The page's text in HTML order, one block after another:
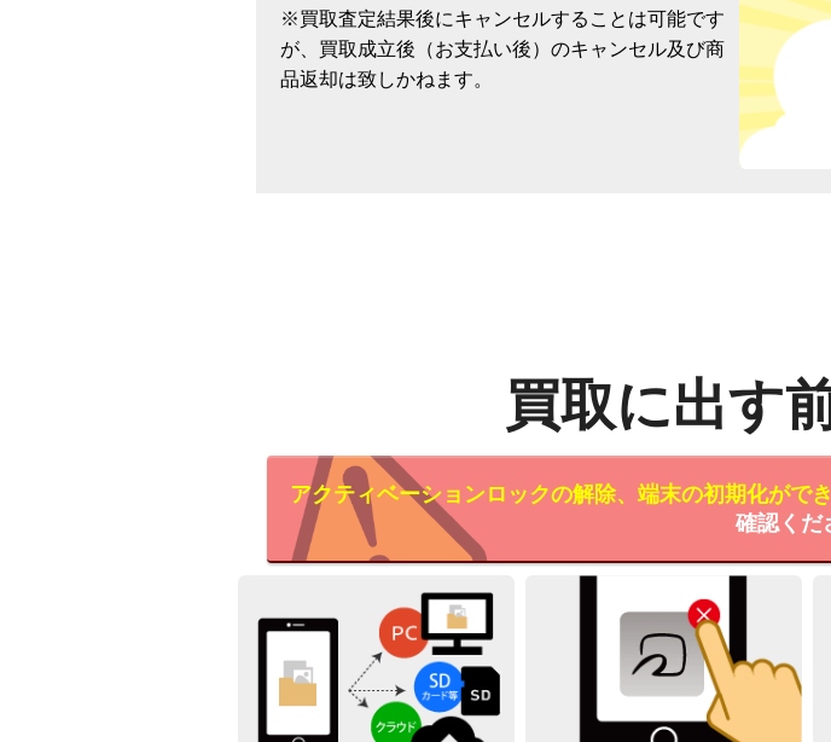
※買取査定結果後にキャンセルすることは可能です
が、買取成立後（お支払い後）のキャンセル及び商
品返却は致しかねます。
買取に出す
アクティベーションロックの解除、端末の初期化がで
確認くだ